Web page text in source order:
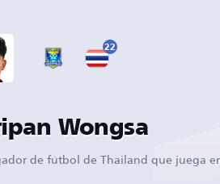
22
Wongsa
de fútbol de Thailand que juega